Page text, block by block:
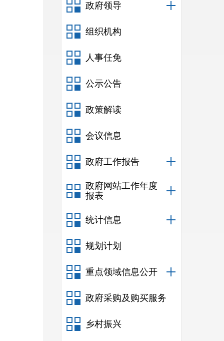
政府领导
组织机构
人事任免
公示公告
政策解读
会议信息
政府工作报告
政府网站工作年度
报表
统计信息
规划计划
重点领域信息公开
政府采购及购买服务
乡村振兴